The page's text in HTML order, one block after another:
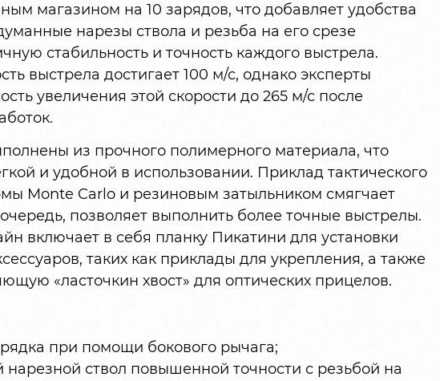
магазином на 10 зарядов, что добавляет удобства
нарезы ствола и резьба на его срезе
стабильность и точность каждого выстрела.
выстрела достигает 100 м/с, однако эксперты
увеличения этой скорости до 265 м/с после
из прочного полимерного материала, что
и удобной в использовании. Приклад тактического
Monte Carlo и резиновым затыльником смягчает
позволяет выполнить более точные выстрелы.
включает в себя планку Пикатини для установки
таких как приклады для укрепления, а также
«ласточкин хвост» для оптических прицелов.
при помощи бокового рычага;
ствол повышенной точности с резьбой на